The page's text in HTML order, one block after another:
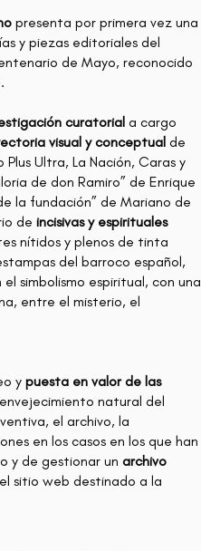
presenta por primera vez una
y piezas editoriales del
de Mayo, reconocido
curatorial a cargo
visual y conceptual de
Plus Ultra, La Nación, Caras y
de don Ramiro” de Enrique
la fundación” de Mariano de
de incisivas y espirituales
nítidos y plenos de tinta
del barroco español,
simbolismo espiritual, con una
entre el misterio, el
y puesta en valor de las
natural del
el archivo, la
en los casos en los que han
y de gestionar un archivo
sitio web destinado a la